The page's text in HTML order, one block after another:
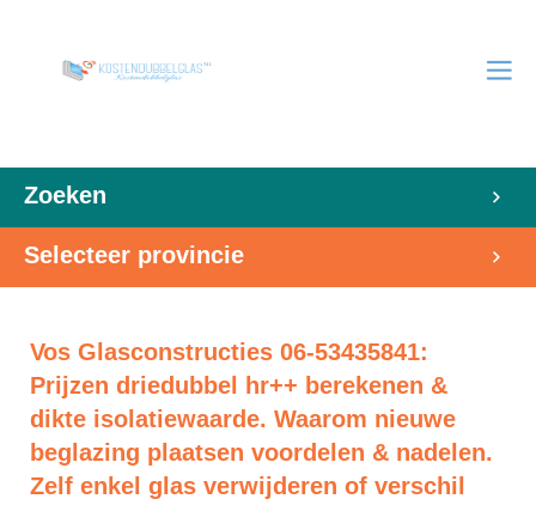
Zoeken
Selecteer provincie
Vos Glasconstructies 06-53435841:
Prijzen driedubbel hr++ berekenen &
dikte isolatiewaarde. Waarom nieuwe
beglazing plaatsen voordelen & nadelen.
Zelf enkel glas verwijderen of verschil